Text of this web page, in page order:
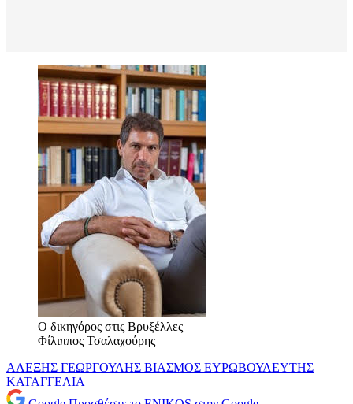
Ο δικηγόρος στις Βρυξέλλες
Φίλιππος Τσαλαχούρης
ΑΛΕΞΗΣ ΓΕΩΡΓΟΥΛΗΣ ΒΙΑΣΜΟΣ ΕΥΡΩΒΟΥΛΕΥΤΗΣ
ΚΑΤΑΓΓΕΛΙΑ